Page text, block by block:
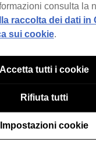
consulta la
raccolta dei dati in
sui cookie.
Impostazioni cookie
Rifiuta tutti
Accetta tutti i cookie